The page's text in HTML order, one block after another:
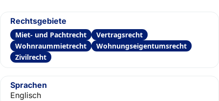
Rechtsgebiete
Miet- und Pachtrecht
Vertragsrecht
Wohnraummietrecht
Wohnungseigentumsrecht
Zivilrecht
Sprachen
Englisch